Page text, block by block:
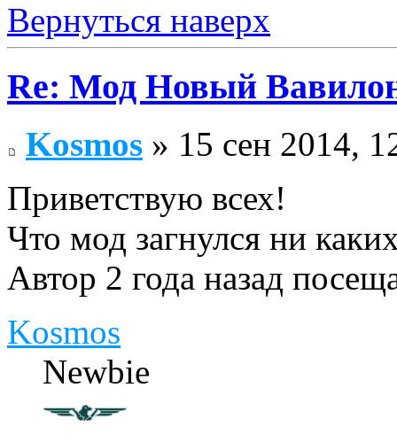
Вернуться наверх
Re: Мод Новый
Kosmos » 15 сен 2014,
Приветствую всех!
Что мод загнулся ни
Автор 2 года назад
Kosmos
Newbie